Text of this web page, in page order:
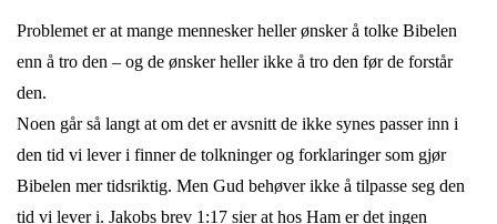
Problemet er at mange mennesker heller ønsker å tolke Bibelen
enn å tro den – og de ønsker heller ikke å tro den før de forstår
den.
Noen går så langt at om det er avsnitt de ikke synes passer inn i
den tid vi lever i finner de tolkninger og forklaringer som gjør
Bibelen mer tidsriktig. Men Gud behøver ikke å tilpasse seg den
tid vi lever i. Jakobs brev 1:17 sier at hos Ham er det ingen